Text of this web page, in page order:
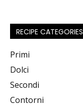
RECIPE CATEGORIES
Primi
Dolci
Secondi
Contorni